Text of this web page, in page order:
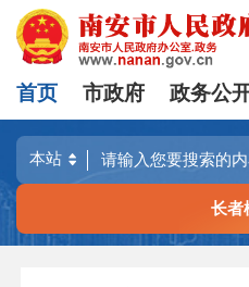
首页 市政府 政务公
长者